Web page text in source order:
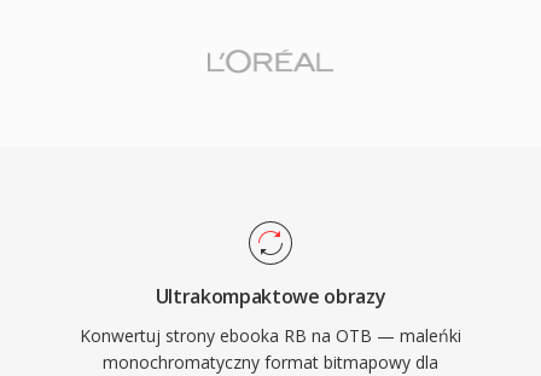
Ultrakompaktowe obrazy
Konwertuj strony ebooka RB na OTB — maleńki
monochromatyczny format bitmapowy dla